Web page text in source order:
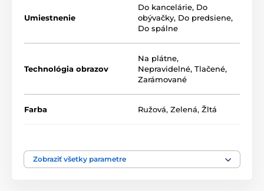
Kvalita je pre nás dôležitá a preto sme pre naše obrazy
Umiestnenie
Do kancelárie, Do
obývačky, Do predsiene,
Do spálne
Technológia obrazov
Na plátne,
Nepravidelné, Tlačené,
Zarámované
Farba Ružová, Zelená, Žltá
Zobraziť všetky parametre